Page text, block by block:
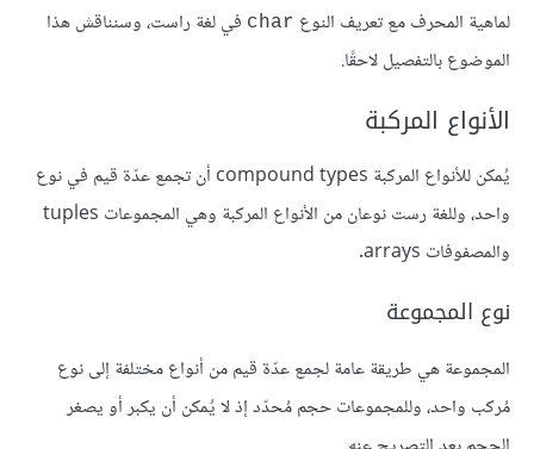
لماهية المحرف مع تعريف النوع char في لغة راست، وسنناقش هذا
الموضوع بالتفصيل لاحقًا.
الأنواع المركبة
يُمكن للأنواع المركبة compound types أن تجمع عدّة قيم في نوع
واحد، وللغة رست نوعان من الأنواع المركبة وهي المجموعات tuples
والمصفوفات arrays.
نوع المجموعة
المجموعة هي طريقة عامة لجمع عدّة قيم من أنواع مختلفة إلى نوع
مُركب واحد، وللمجموعات حجم مُحدّد إذ لا يُمكن أن يكبر أو يصغر